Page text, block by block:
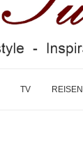
TV REISEN